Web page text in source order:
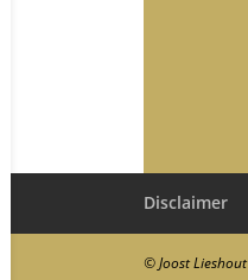
Disclaimer
© Joost